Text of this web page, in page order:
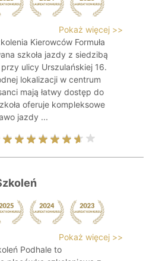
Pokaż więcej >>
Kierowców Formuła
szkoła jazdy z siedzibą
ulicy Urszulańskiej 16.
lokalizacji w centrum
mają łatwy dostęp do
oferuje kompleksowe
jazdy ...
Pokaż więcej >>
Podhale to